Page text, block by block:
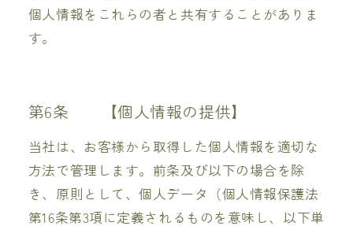
個人情報をこれらの者と共有することがありま
す。
第6条 【個人情報の提供】
当社は、お客様から取得した個人情報を適切な
方法で管理します。前条及び以下の場合を除
き、原則として、個人データ（個人情報保護法
第16条第3項に定義されるものを意味し、以下単